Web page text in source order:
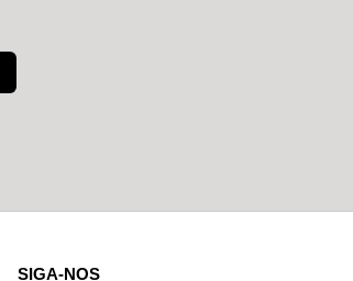
SIGA-NOS